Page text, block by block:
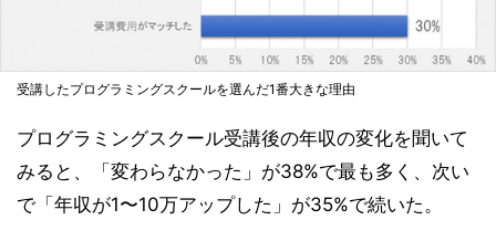
受講したプログラミングスクールを選んだ1番大きな理由
プログラミングスクール受講後の年収の変化を聞いて
みると、「変わらなかった」が38%で最も多く、次い
で「年収が1〜10万アップした」が35%で続いた。